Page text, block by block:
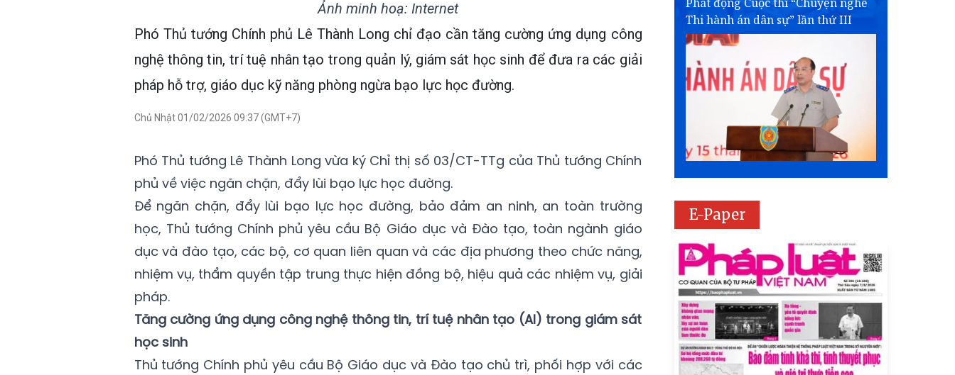
Ảnh minh hoạ: Internet
Phó Thủ tướng Chính phủ Lê Thành Long chỉ đạo cần tăng cường ứng dụng công
nghệ thông tin, trí tuệ nhân tạo trong quản lý, giám sát học sinh để đưa ra các giải
pháp hỗ trợ, giáo dục kỹ năng phòng ngừa bạo lực học đường.
Chủ Nhật 01/02/2026 09:37 (GMT+7)
Phó Thủ tướng Lê Thành Long vừa ký Chỉ thị số 03/CT-TTg của Thủ tướng Chính
phủ về việc ngăn chặn, đẩy lùi bạo lực học đường.
Để ngăn chặn, đẩy lùi bạo lực học đường, bảo đảm an ninh, an toàn trường
học, Thủ tướng Chính phủ yêu cầu Bộ Giáo dục và Đào tạo, toàn ngành giáo
dục và đào tạo, các bộ, cơ quan liên quan và các địa phương theo chức năng,
nhiệm vụ, thẩm quyền tập trung thực hiện đồng bộ, hiệu quả các nhiệm vụ, giải
pháp.
Tăng cường ứng dụng công nghệ thông tin, trí tuệ nhân tạo (AI) trong giám sát
học sinh
Thủ tướng Chính phủ yêu cầu Bộ Giáo dục và Đào tạo chủ trì, phối hợp với các
Thi hành án dân sự” lần thứ III
E-Paper